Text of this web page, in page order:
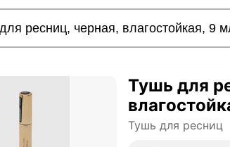
Тушь для
Тушь для ресниц